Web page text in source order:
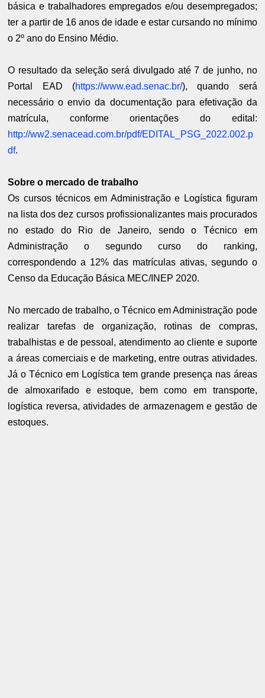
básica e trabalhadores empregados e/ou desempregados;
ter a partir de 16 anos de idade e estar cursando no mínimo
o 2º ano do Ensino Médio.
O resultado da seleção será divulgado até 7 de junho, no
Portal EAD (https://www.ead.senac.br/), quando será
necessário o envio da documentação para efetivação da
matrícula, conforme orientações do edital:
http://ww2.senacead.com.br/pdf/EDITAL_PSG_2022.002.p
df.
Sobre o mercado de trabalho
Os cursos técnicos em Administração e Logística figuram
na lista dos dez cursos profissionalizantes mais procurados
no estado do Rio de Janeiro, sendo o Técnico em
Administração o segundo curso do ranking,
correspondendo a 12% das matrículas ativas, segundo o
Censo da Educação Básica MEC/INEP 2020.
No mercado de trabalho, o Técnico em Administração pode
realizar tarefas de organização, rotinas de compras,
trabalhistas e de pessoal, atendimento ao cliente e suporte
a áreas comerciais e de marketing, entre outras atividades.
Já o Técnico em Logística tem grande presença nas áreas
de almoxarifado e estoque, bem como em transporte,
logística reversa, atividades de armazenagem e gestão de
estoques.